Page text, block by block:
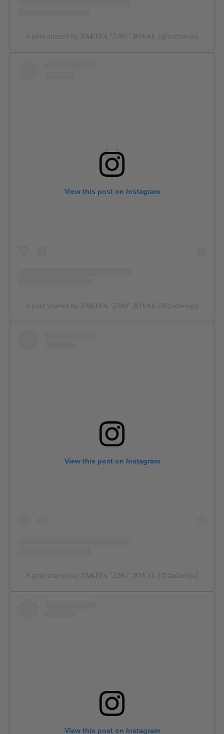
A post shared by 𝐙𝐀𝐊𝐈𝐘𝐀 "ZAKI" 𝐉𝐎𝐕𝐀𝐋 (@zadamijo)
View this post on Instagram
A post shared by 𝐙𝐀𝐊𝐈𝐘𝐀 "ZAKI" 𝐉𝐎𝐕𝐀𝐋 (@zadamijo)
View this post on Instagram
A post shared by 𝐙𝐀𝐊𝐈𝐘𝐀 "ZAKI" 𝐉𝐎𝐕𝐀𝐋 (@zadamijo)
View this post on Instagram